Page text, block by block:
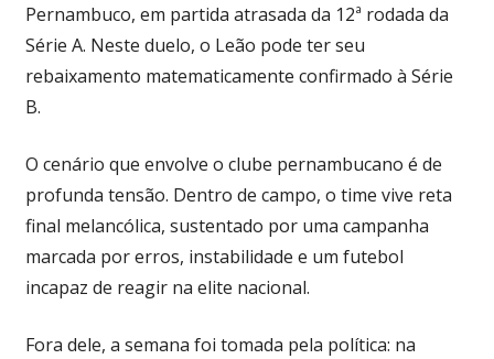
Pernambuco, em partida atrasada da 12ª rodada da
Série A. Neste duelo, o Leão pode ter seu
rebaixamento matematicamente confirmado à Série
B.
O cenário que envolve o clube pernambucano é de
profunda tensão. Dentro de campo, o time vive reta
final melancólica, sustentado por uma campanha
marcada por erros, instabilidade e um futebol
incapaz de reagir na elite nacional.
Fora dele, a semana foi tomada pela política: na